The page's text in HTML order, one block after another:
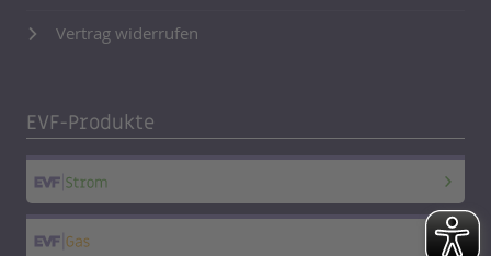
Vertrag widerrufen
EVF-Produkte